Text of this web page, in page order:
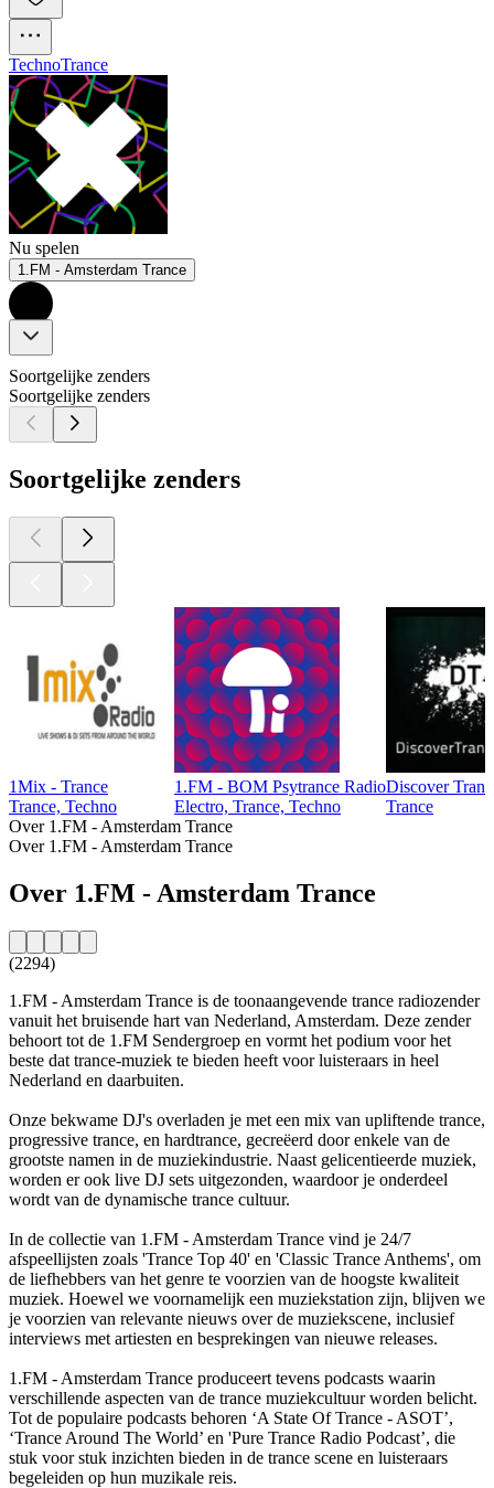
TechnoTrance
Nu spelen
1.FM - Amsterdam Trance
Soortgelijke zenders
Soortgelijke zenders
Soortgelijke zenders
1Mix - Trance
Trance, Techno
1.FM - BOM Psytrance Radio
Electro, Trance, Techno
Discover
Trance
Over 1.FM - Amsterdam Trance
Over 1.FM - Amsterdam Trance
Over 1.FM - Amsterdam Trance
(2294)
1.FM - Amsterdam Trance is de toonaangevende trance radiozender
vanuit het bruisende hart van Nederland, Amsterdam. Deze zender
behoort tot de 1.FM Sendergroep en vormt het podium voor het
beste dat trance-muziek te bieden heeft voor luisteraars in heel
Nederland en daarbuiten.
Onze bekwame DJ's overladen je met een mix van upliftende trance,
progressive trance, en hardtrance, gecreëerd door enkele van de
grootste namen in de muziekindustrie. Naast gelicentieerde muziek,
worden er ook live DJ sets uitgezonden, waardoor je onderdeel
wordt van de dynamische trance cultuur.
In de collectie van 1.FM - Amsterdam Trance vind je 24/7
afspeellijsten zoals 'Trance Top 40' en 'Classic Trance Anthems', om
de liefhebbers van het genre te voorzien van de hoogste kwaliteit
muziek. Hoewel we voornamelijk een muziekstation zijn, blijven we
je voorzien van relevante nieuws over de muziekscene, inclusief
interviews met artiesten en besprekingen van nieuwe releases.
1.FM - Amsterdam Trance produceert tevens podcasts waarin
verschillende aspecten van de trance muziekcultuur worden belicht.
Tot de populaire podcasts behoren ‘A State Of Trance - ASOT’,
‘Trance Around The World’ en 'Pure Trance Radio Podcast’, die
stuk voor stuk inzichten bieden in de trance scene en luisteraars
begeleiden op hun muzikale reis.